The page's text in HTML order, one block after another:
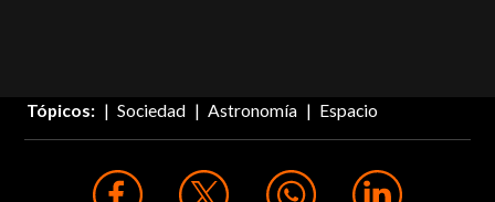
Tópicos: Sociedad Astronomía Espacio